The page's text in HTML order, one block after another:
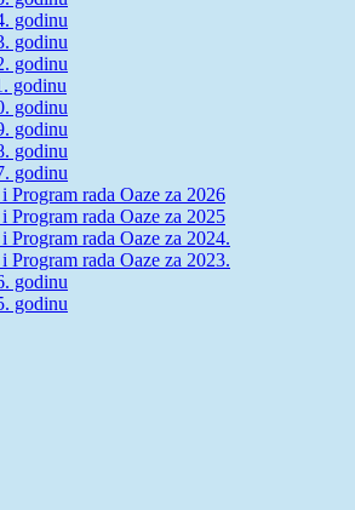
godinu
godinu
godinu
godinu
godinu
godinu
godinu
godinu
Program rada Oaze za 2026
Program rada Oaze za 2025
Program rada Oaze za 2024.
Program rada Oaze za 2023.
godinu
godinu